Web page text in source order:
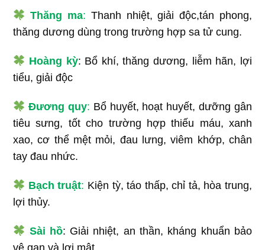
Thăng ma: Thanh nhiệt, giải độc,tán phong,
thăng dương dùng trong trường hợp sa tử cung.
Hoàng kỳ: Bổ khí, thăng dương, liễm hãn, lợi
tiểu, giải độc
Đương quy: Bổ huyết, hoạt huyết, dưỡng gân
tiêu sưng, tốt cho trường hợp thiếu máu, xanh
xao, cơ thể mệt mỏi, đau lưng, viêm khớp, chân
tay đau nhức.
Bạch truật: Kiện tỳ, táo thấp, chỉ tả, hòa trung,
lợi thủy.
Sài hồ: Giải nhiệt, an thần, kháng khuẩn bảo